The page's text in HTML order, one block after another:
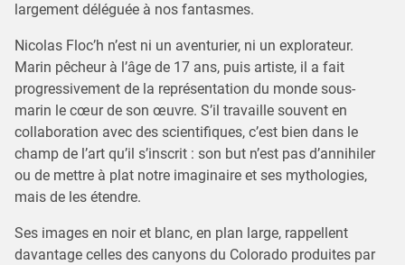
largement déléguée à nos fantasmes.
Nicolas Floc’h n’est ni un aventurier, ni un explorateur.
Marin pêcheur à l’âge de 17 ans, puis artiste, il a fait
progressivement de la représentation du monde sous-
marin le cœur de son œuvre. S’il travaille souvent en
collaboration avec des scientifiques, c’est bien dans le
champ de l’art qu’il s’inscrit : son but n’est pas d’annihiler
ou de mettre à plat notre imaginaire et ses mythologies,
mais de les étendre.
Ses images en noir et blanc, en plan large, rappellent
davantage celles des canyons du Colorado produites par